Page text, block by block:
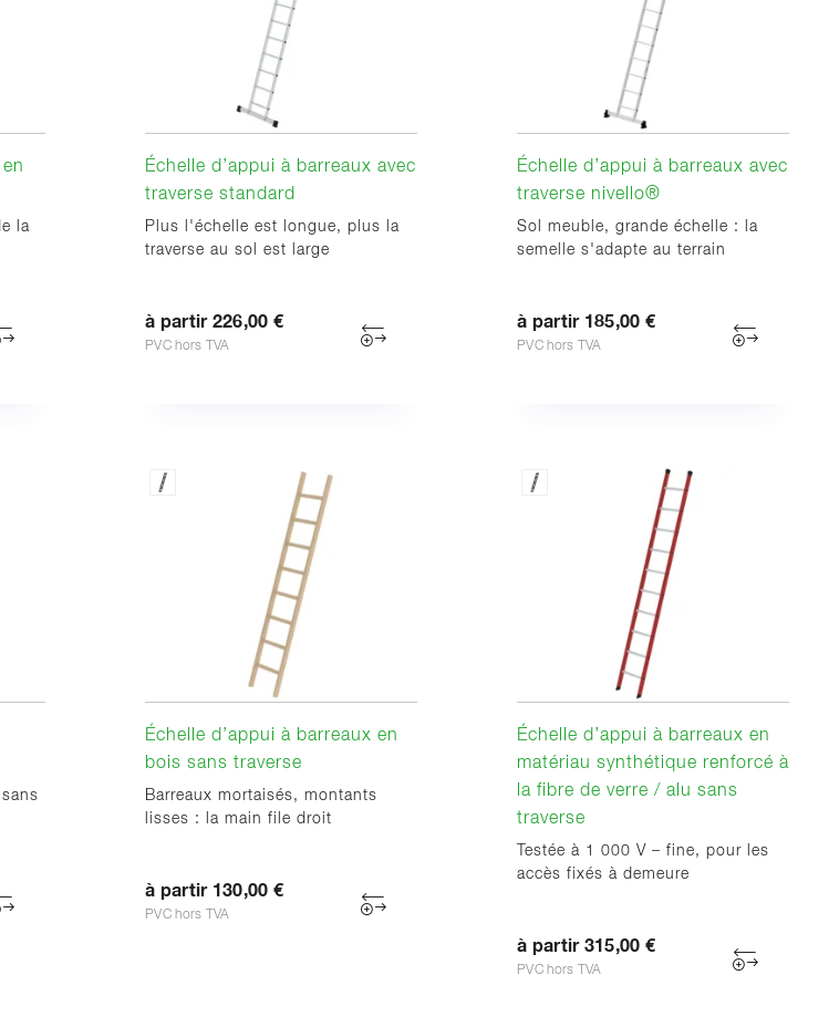
la
Échelle d’appui à barreaux avec
traverse standard
Plus l'échelle est longue, plus la
traverse au sol est large
à partir 226,00 €
PVC hors TVA
Échelle d’appui à barreaux avec
traverse nivello®
Sol meuble, grande échelle : la
semelle s'adapte au terrain
à partir 185,00 €
PVC hors TVA
Échelle d’appui à barreaux en
bois sans traverse
Barreaux mortaisés, montants
lisses : la main file droit
à partir 130,00 €
PVC hors TVA
Échelle d’appui à barreaux en
matériau synthétique renforcé à
la fibre de verre / alu sans
traverse
Testée à 1 000 V – fine, pour les
accès fixés à demeure
à partir 315,00 €
PVC hors TVA